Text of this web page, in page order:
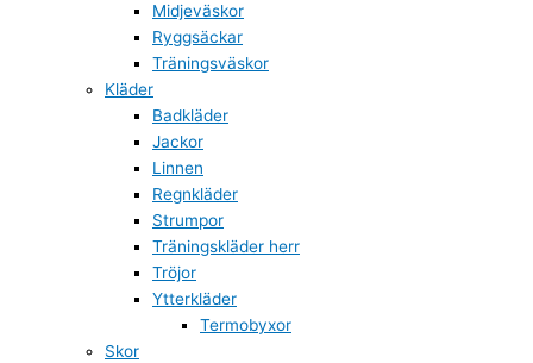
Midjeväskor
Ryggsäckar
Träningsväskor
Kläder
Badkläder
Jackor
Linnen
Regnkläder
Strumpor
Träningskläder herr
Tröjor
Ytterkläder
Termobyxor
Skor